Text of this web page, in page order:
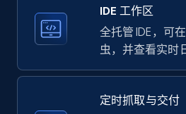
Instagram - Profiles
business account, Is
verified, and more.
IDE 工作区
全托管 IDE，可
虫，并查看实时
定时抓取与交付